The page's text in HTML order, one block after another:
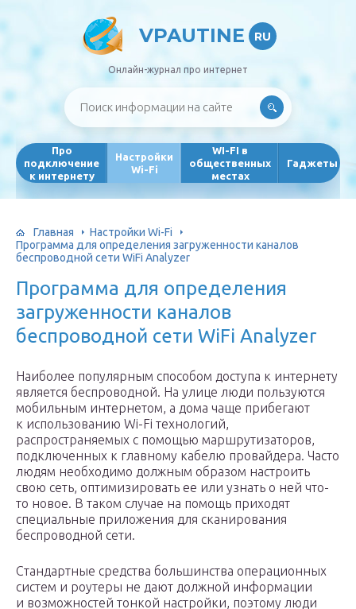
VPAUTINE RU
Онлайн-журнал про интернет
Про
подключение
к интернету
Настройки
Wi-Fi
WI-FI в
общественных
местах
Гаджеты
Главная
Настройки Wi-Fi
Программа для определения загруженности каналов
беспроводной сети WiFi Analyzer
Программа для определения
загруженности каналов
беспроводной сети WiFi Analyzer
Наиболее популярным способом доступа к интернету
является беспроводной. На улице люди пользуются
мобильным интернетом, а дома чаще прибегают
к использованию Wi-Fi технологий,
распространяемых с помощью маршрутизаторов,
подключенных к главному кабелю провайдера. Часто
людям необходимо должным образом настроить
свою сеть, оптимизировать ее или узнать о ней что-
то новое. В таком случае на помощь приходят
специальные приложения для сканирования
беспроводной сети.
Стандартные средства большинства операционных
систем и роутеры не дают должной информации
и возможностей тонкой настройки, поэтому люди